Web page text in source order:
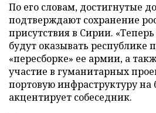
По его словам, достигнутые
подтверждают сохранение
присутствия в Сирии.
будут оказывать республике
«пересборке» ее армии, а
участие в гуманитарных
портовую инфраструктуру на
акцентирует собеседник.